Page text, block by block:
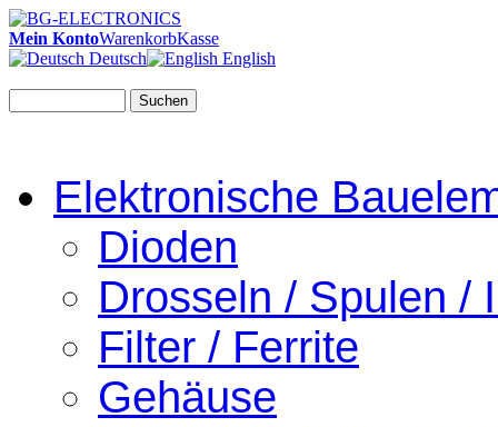
Mein KontoWarenkorbKasse
Deutsch
English
Suchen
Elektronische
Dioden
Drosseln / Spulen /
Filter / Ferrite
Gehäuse